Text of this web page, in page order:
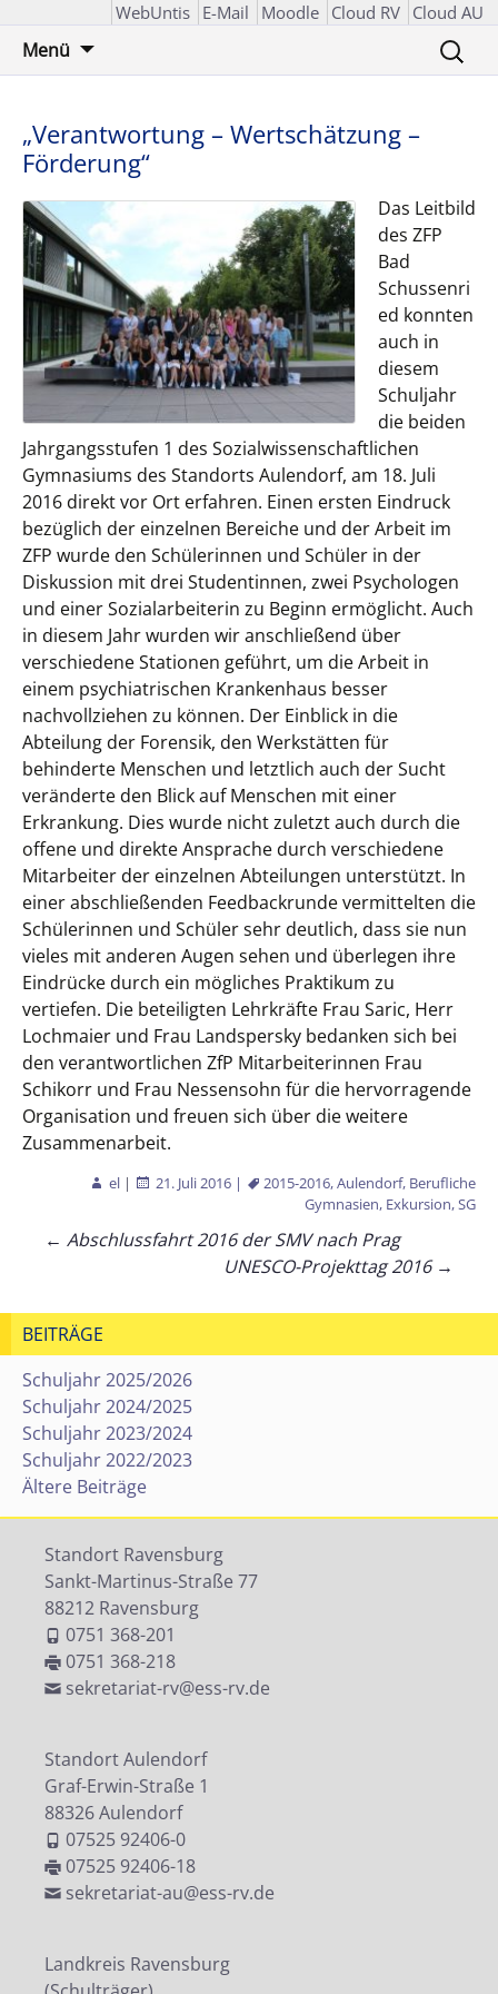
WebUntis E-Mail Moodle Cloud RV Cloud AU
Menü
Suchen
nach:
„Verantwortung – Wertschätzung –
Förderung“
Das Leitbild
des ZFP
Bad
Schussenri
ed konnten
auch in
diesem
Schuljahr
die beiden
Jahrgangsstufen 1 des Sozialwissenschaftlichen
Gymnasiums des Standorts Aulendorf, am 18. Juli
2016 direkt vor Ort erfahren. Einen ersten Eindruck
bezüglich der einzelnen Bereiche und der Arbeit im
ZFP wurde den Schülerinnen und Schüler in der
Diskussion mit drei Studentinnen, zwei Psychologen
und einer Sozialarbeiterin zu Beginn ermöglicht. Auch
in diesem Jahr wurden wir anschließend über
verschiedene Stationen geführt, um die Arbeit in
einem psychiatrischen Krankenhaus besser
nachvollziehen zu können. Der Einblick in die
Abteilung der Forensik, den Werkstätten für
behinderte Menschen und letztlich auch der Sucht
veränderte den Blick auf Menschen mit einer
Erkrankung. Dies wurde nicht zuletzt auch durch die
offene und direkte Ansprache durch verschiedene
Mitarbeiter der einzelnen Abteilungen unterstützt. In
einer abschließenden Feedbackrunde vermittelten die
Schülerinnen und Schüler sehr deutlich, dass sie nun
vieles mit anderen Augen sehen und überlegen ihre
Eindrücke durch ein mögliches Praktikum zu
vertiefen. Die beteiligten Lehrkräfte Frau Saric, Herr
Lochmaier und Frau Landspersky bedanken sich bei
den verantwortlichen ZfP Mitarbeiterinnen Frau
Schikorr und Frau Nessensohn für die hervorragende
Organisation und freuen sich über die weitere
Zusammenarbeit.
el | 21. Juli 2016 | 2015-2016,Aulendorf, Berufliche
Gymnasien, Exkursion,SG
Beitragsnavigation
← Abschlussfahrt 2016 der SMV nach Prag
UNESCO-Projekttag 2016 →
BEITRÄGE
Schuljahr 2025/2026
Schuljahr 2024/2025
Schuljahr 2023/2024
Schuljahr 2022/2023
Ältere Beiträge
Standort Ravensburg
Sankt-Martinus-Straße 77
88212 Ravensburg
0751 368-201
0751 368-218
sekretariat-rv@ess-rv.de
Standort Aulendorf
Graf-Erwin-Straße 1
88326 Aulendorf
07525 92406-0
07525 92406-18
sekretariat-au@ess-rv.de
Landkreis Ravensburg